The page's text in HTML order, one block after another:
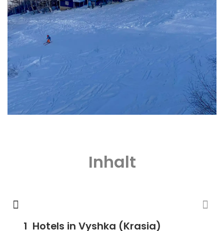
Inhalt
Hotels in Vyshka (Krasia)